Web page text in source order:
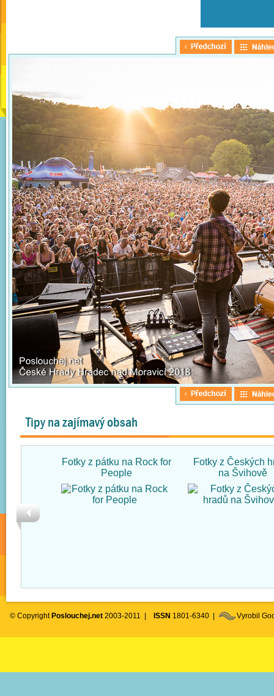
Tipy na zajímavý obsah
Fotky z pátku na Rock for
People
Fotky z Českých
na Švihově
© Copyright Poslouchej.net 2003-2011 | ISSN 1801-6340 | Vyrobil